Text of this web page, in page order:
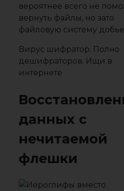
вероятнее всего не
вернуть файлы, но зато
файловую систему
Вирус шифратор. Полно
дешифраторов. Ищи в
интернете
данных с
нечитаемой
флешки